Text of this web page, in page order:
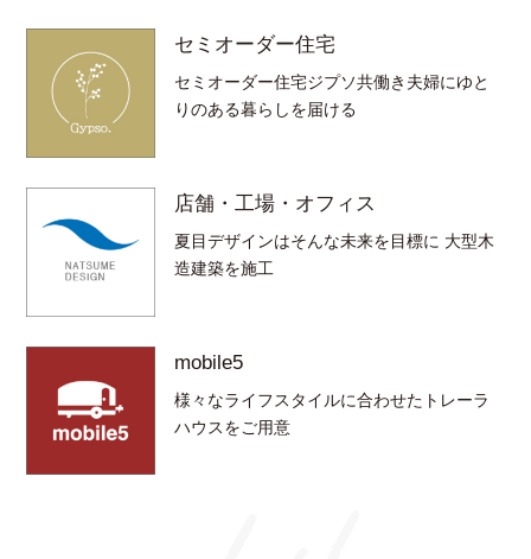
セミオーダー住宅
セミオーダー住宅ジプソ共働き夫婦にゆと
りのある暮らしを届ける
店舗・工場・オフィス
夏目デザインはそんな未来を目標に 大型木
造建築を施工
mobile5
様々なライフスタイルに合わせたトレーラ
ハウスをご用意